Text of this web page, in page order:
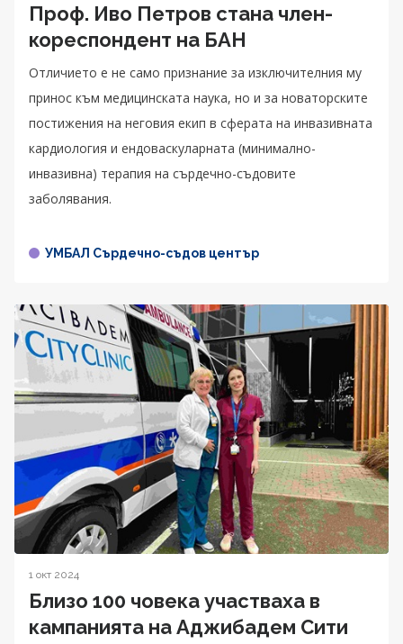
Проф. Иво Петров стана член-
кореспондент на БАН
Отличието е не само признание за изключителния му
принос към медицинската наука, но и за новаторските
постижения на неговия екип в сферата на инвазивната
кардиология и ендоваскуларната (минимално-
инвазивна) терапия на сърдечно-съдовите
заболявания.
УМБАЛ Сърдечно-съдов център
1 окт 2024
Близо 100 човека участваха в
кампанията на Аджибадем Сити